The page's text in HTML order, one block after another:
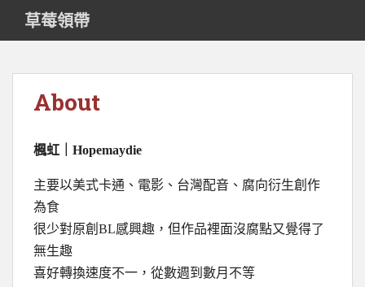
i
草莓領帶
About
楓虹｜Hopemaydie
主要以美式卡通、電影、台灣配音、腐向衍生創作
為食
很少對原創BL感興趣，但作品裡面沒腐點又覺得了
無生趣
喜好轉換速度不一，從數週到數月不等